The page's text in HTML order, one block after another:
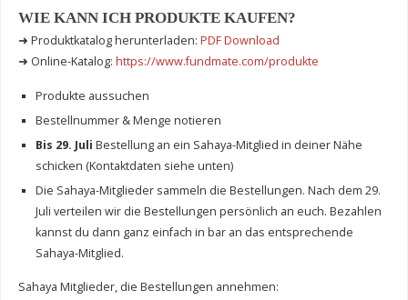
WIE KANN ICH PRODUKTE KAUFEN?
➜ Produktkatalog herunterladen: PDF Download
➜ Online-Katalog: https://www.fundmate.com/produkte
Produkte aussuchen
Bestellnummer & Menge notieren
Bis 29. Juli Bestellung an ein Sahaya-Mitglied in deiner Nähe
schicken (Kontaktdaten siehe unten)
Die Sahaya-Mitglieder sammeln die Bestellungen. Nach dem 29.
Juli verteilen wir die Bestellungen persönlich an euch. Bezahlen
kannst du dann ganz einfach in bar an das entsprechende
Sahaya-Mitglied.
Sahaya Mitglieder, die Bestellungen annehmen: